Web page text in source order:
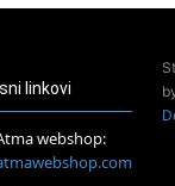
zapisa
— nova
linkovi
webshop: